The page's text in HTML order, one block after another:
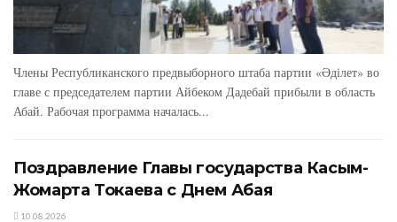
Члены Республиканского предвыборного штаба партии «Әділет» во
главе с председателем партии Айбеком Дадебай прибыли в область
Абай. Рабочая программа началась...
Поздравление Главы государства Касым-
Жомарта Токаева с Днем Абая
10.08.2026